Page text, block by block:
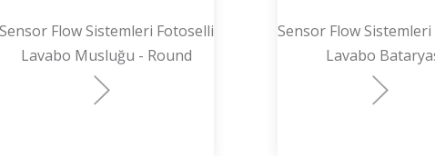
Sensor Flow Sistemleri Fotoselli
Lavabo Musluğu - Round
Sensor Flow
Lavabo